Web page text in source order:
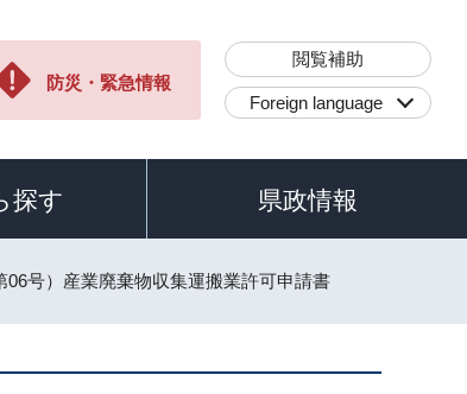
防災・緊急情報
閲覧補助
Foreign language
探す 県政情報
号）産業廃棄物収集運搬業許可申請書